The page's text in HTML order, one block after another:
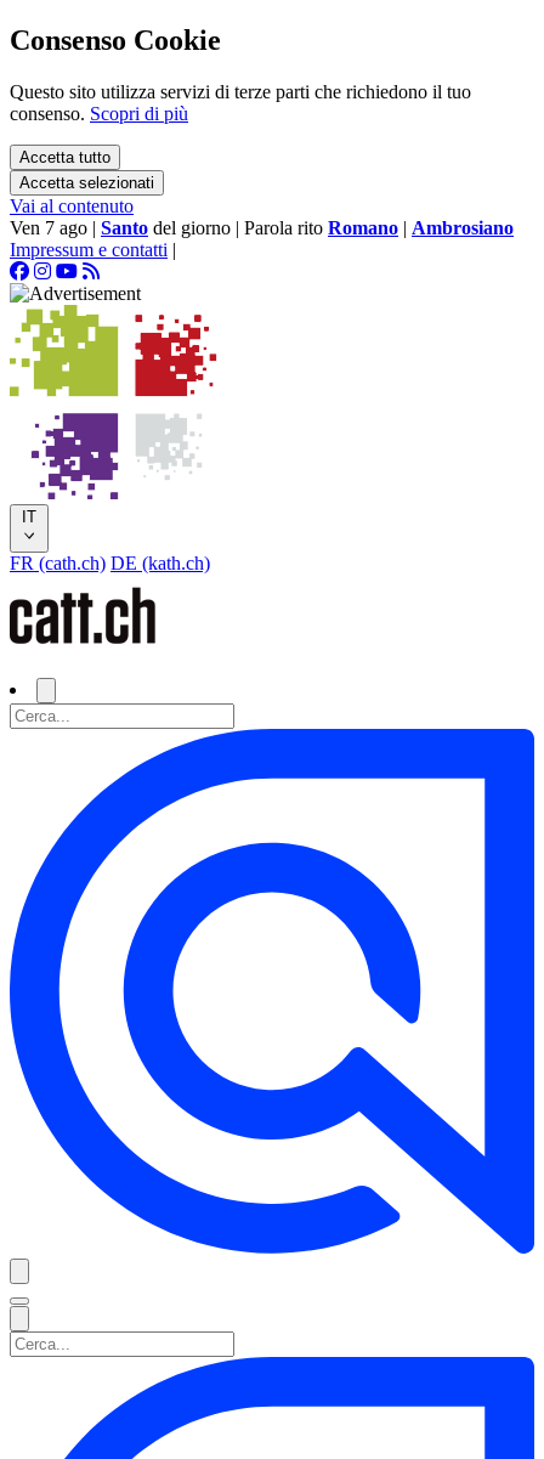
Consenso Cookie
Questo sito utilizza servizi di terze parti che richiedono il tuo
consenso. Scopri di più
Accetta tutto
Accetta selezionati
Vai al contenuto
Ven 7 ago | Santo del giorno | Parola rito Romano | Ambrosiano
Impressum e contatti |
IT
FR (cath.ch) DE (kath.ch)